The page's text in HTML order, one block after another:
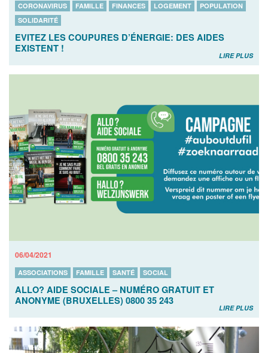
CORONAVIRUS FAMILLE FINANCES LOGEMENT
POPULATION
SOLIDARITÉ
EVITEZ LES COUPURES D’ÉNERGIE: DES AIDES
EXISTENT !
LIRE PLUS
06/04/2021
ASSOCIATIONS FAMILLE SANTÉ SOCIAL
ALLO? AIDE SOCIALE – NUMÉRO GRATUIT ET
ANONYME (BRUXELLES) 0800 35 243
LIRE PLUS